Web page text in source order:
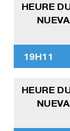
HEURE
19H11
HEURE